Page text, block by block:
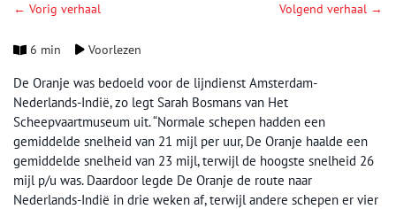
← Vorig verhaal Volgend verhaal →
6 min Voorlezen
De Oranje was bedoeld voor de lijndienst Amsterdam-
Nederlands-Indië, zo legt Sarah Bosmans van Het
Scheepvaartmuseum uit. “Normale schepen hadden een
gemiddelde snelheid van 21 mijl per uur, De Oranje haalde een
gemiddelde snelheid van 23 mijl, terwijl de hoogste snelheid 26
mijl p/u was. Daardoor legde De Oranje de route naar
Nederlands-Indië in drie weken af, terwijl andere schepen er vier